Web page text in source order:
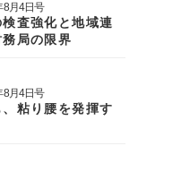
8月4日号
査強化と地域連
局の限界
8月4日号
粘り腰を発揮す